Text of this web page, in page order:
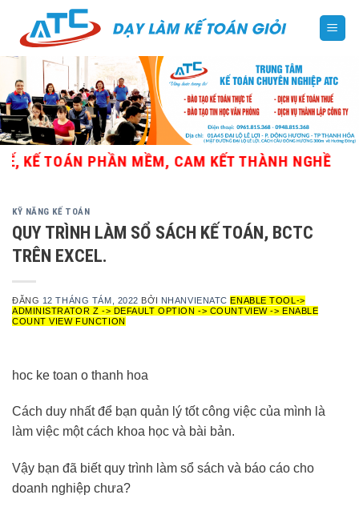
content
PHẦN MỀM, CAM KẾT THÀNH NGHỀ
KỸ NĂNG KẾ TOÁN
QUY TRÌNH LÀM SỔ SÁCH KẾ TOÁN, BCTC
TRÊN EXCEL.
ĐĂNG 12 THÁNG TÁM, 2022 BỞI NHANVIENATC ENABLE TOOL->
ADMINISTRATOR Z -> DEFAULT OPTION -> COUNTVIEW -> ENABLE
COUNT VIEW FUNCTION
hoc ke toan o thanh hoa
Cách duy nhất để bạn quản lý tốt công việc của mình là
làm việc một cách khoa học và bài bản.
Vậy bạn đã biết quy trình làm sổ sách và báo cáo cho
doanh nghiệp chưa?